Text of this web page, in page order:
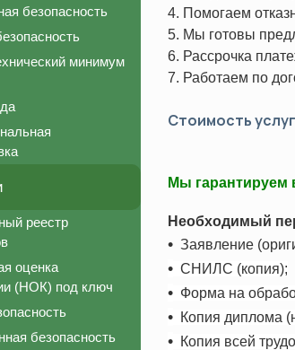
для СРО
НОСТРОЙ
лаборатории
квалификации (НОК)
специалистов (НРС)
Радиационная
Пожарная безопасность
Пожарно-технический
Профессиональная
безопасность
минимум
реестр
оценка
(НОК) под ключ
безопасность
4. Помогаем
5. Мы готовы
6. Рассрочка
7. Работаем по
Стоимость
Мы гарантируем
Необходимый
• Заявление
• СНИЛС (копия);
• Форма на
• Копия диплома
• Копия всей